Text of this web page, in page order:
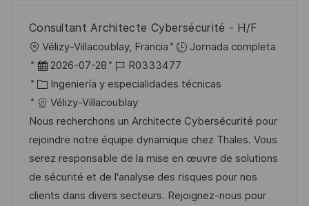
Consultant Architecte Cybersécurité - H/F
U
b
c
a
c
i
ó
n
Vélizy-Villacoublay, Francia
Jornada completa
F
e
c
h
a
d
e
p
2026-07-28
I
D
d
e
e
m
p
l
R0333477
C
a
t
e
g
o
r
Ingeniería y especialidades técnicas
Vélizy-Villacoublay
Nous recherchons un Architecte Cybersécurité pour
rejoindre notre équipe dynamique chez Thales. Vous
serez responsable de la mise en œuvre de solutions
de sécurité et de l'analyse des risques pour nos
clients dans divers secteurs. Rejoignez-nous pour